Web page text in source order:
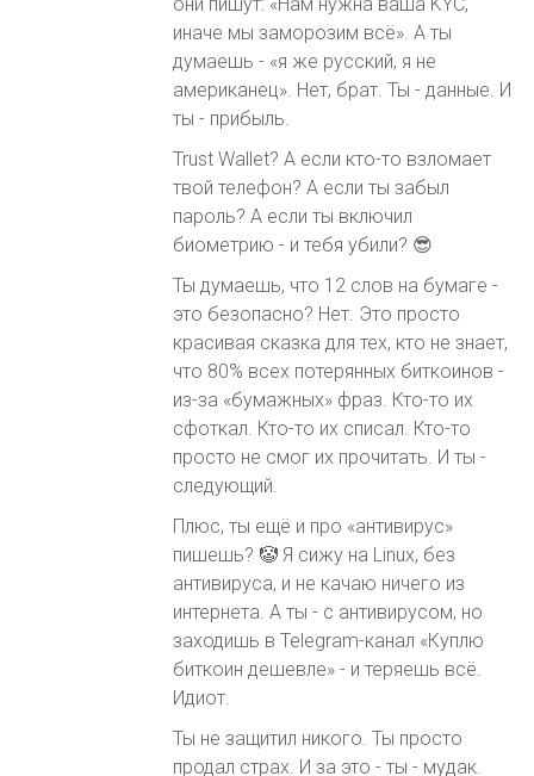
они пишут: «Нам нужна ваша KYC,
иначе мы заморозим всё». А ты
думаешь - «я же русский, я не
американец». Нет, брат. Ты - данные. И
ты - прибыль.
Trust Wallet? А если кто-то взломает
твой телефон? А если ты забыл
пароль? А если ты включил
биометрию - и тебя убили? 😎
Ты думаешь, что 12 слов на бумаге -
это безопасно? Нет. Это просто
красивая сказка для тех, кто не знает,
что 80% всех потерянных биткоинов -
из-за «бумажных» фраз. Кто-то их
сфоткал. Кто-то их списал. Кто-то
просто не смог их прочитать. И ты -
следующий.
Плюс, ты ещё и про «антивирус»
пишешь? 🤡 Я сижу на Linux, без
антивируса, и не качаю ничего из
интернета. А ты - с антивирусом, но
заходишь в Telegram-канал «Куплю
биткоин дешевле» - и теряешь всё.
Идиот.
Ты не защитил никого. Ты просто
продал страх. И за это - ты - мудак.